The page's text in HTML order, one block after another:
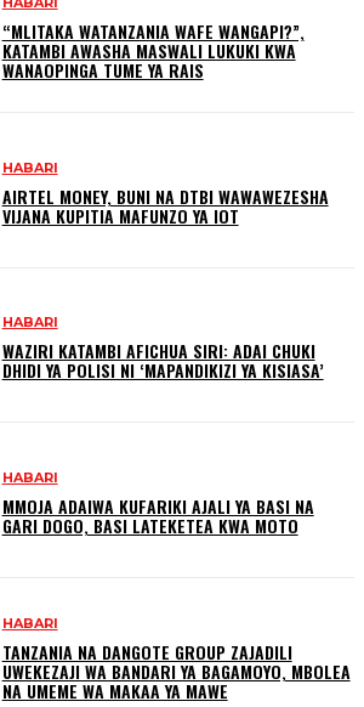
“MLITAKA WATANZANIA WAFE WANGAPI?”,
KATAMBI AWASHA MASWALI LUKUKI KWA
WANAOPINGA TUME YA RAIS
HABARI
AIRTEL MONEY, BUNI NA DTBI WAWAWEZESHA
VIJANA KUPITIA MAFUNZO YA IOT
HABARI
WAZIRI KATAMBI AFICHUA SIRI: ADAI CHUKI
DHIDI YA POLISI NI ‘MAPANDIKIZI YA KISIASA’
HABARI
MMOJA ADAIWA KUFARIKI AJALI YA BASI NA
GARI DOGO, BASI LATEKETEA KWA MOTO
HABARI
TANZANIA NA DANGOTE GROUP ZAJADILI
UWEKEZAJI WA BANDARI YA BAGAMOYO, MBOLEA
NA UMEME WA MAKAA YA MAWE